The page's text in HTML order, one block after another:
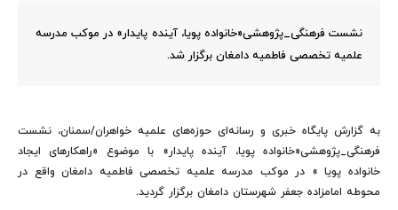
نشست فرهنگی_پژوهشی«خانواده پویا، آینده پایدار» در موکب مدرسه
علمیه تخصصی فاطمیه دامغان برگزار شد.
به گزارش پایگاه خبری و رسانه‌ای حوزه‌های علمیه خواهران/سمنان، نشست
فرهنگی_پژوهشی«خانواده پویا، آینده پایدار» با موضوع «راهکارهای ایجاد
خانواده پویا » در موکب مدرسه علمیه تخصصی فاطمیه دامغان واقع در
محوطه امامزاده جعفر شهرستان دامغان برگزار گردید.